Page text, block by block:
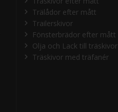
Trälådor efter mått
Trailerskivor
Fönsterbrädor efter mått
Olja och Lack till träskivor
Träskivor med träfanér